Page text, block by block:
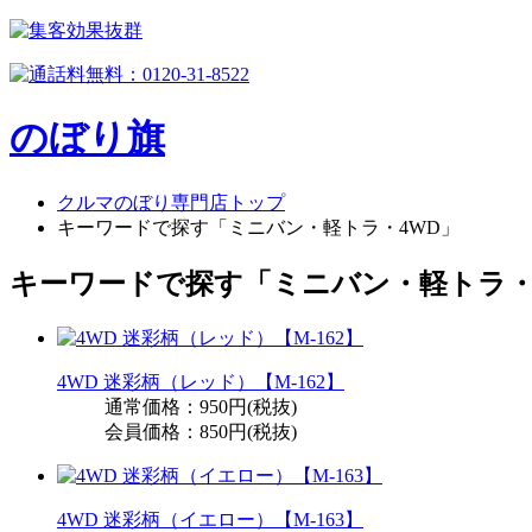
のぼり旗
クルマのぼり専門店トップ
キーワードで探す「ミニバン・軽トラ・4WD」
キーワードで探す「ミニバン・軽トラ
4WD 迷彩柄（レッド）【M-162】
通常価格：950円(税抜)
会員価格：850円(税抜)
4WD 迷彩柄（イエロー）【M-163】